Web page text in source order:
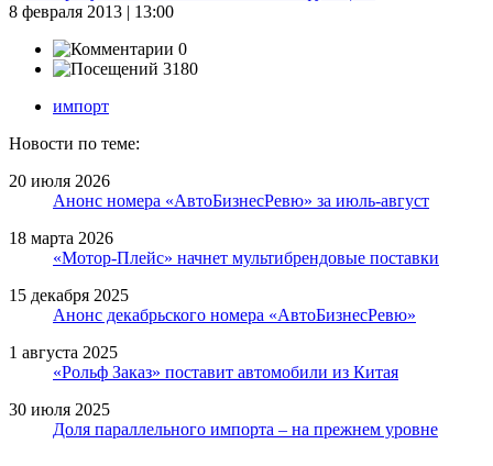
8 февраля 2013 | 13:00
0
3180
импорт
Новости по теме:
20 июля 2026
Анонс номера «АвтоБизнесРевю» за июль-август
18 марта 2026
«Мотор-Плейс» начнет мультибрендовые поставки
15 декабря 2025
Анонс декабрьского номера «АвтоБизнесРевю»
1 августа 2025
«Рольф Заказ» поставит автомобили из Китая
30 июля 2025
Доля параллельного импорта – на прежнем уровне